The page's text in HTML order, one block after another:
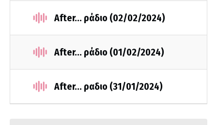
After... ράδιο (02/02/2024)
After... ράδιο (01/02/2024)
After... ραδιο (31/01/2024)